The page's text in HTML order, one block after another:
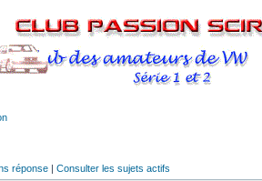
réponse | Consulter les sujets actifs